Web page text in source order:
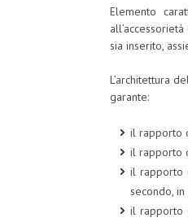
Elemento
sia inserito,
L’architettura
garante:
il rapporto
il rapporto
il rapporto
secondo,
il rapporto